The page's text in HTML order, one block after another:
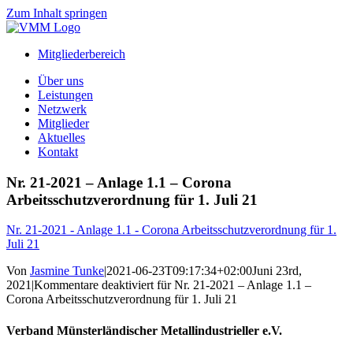
Zum Inhalt springen
Mitgliederbereich
Über uns
Leistungen
Netzwerk
Mitglieder
Aktuelles
Kontakt
Nr. 21-2021 – Anlage 1.1 – Corona
Arbeitsschutzverordnung für 1. Juli 21
Nr. 21-2021 - Anlage 1.1 - Corona Arbeitsschutzverordnung für 1.
Juli 21
Von Jasmine Tunke|2021-06-23T09:17:34+02:00Juni 23rd,
2021|Kommentare deaktiviertfür Nr. 21-2021 – Anlage 1.1 –
Corona Arbeitsschutzverordnung für 1. Juli 21
Verband Münsterländischer Metallindustrieller e.V.